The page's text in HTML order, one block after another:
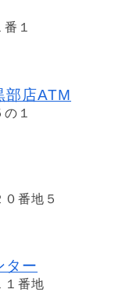
１
部店ATM
１
番地５
ター
１番地